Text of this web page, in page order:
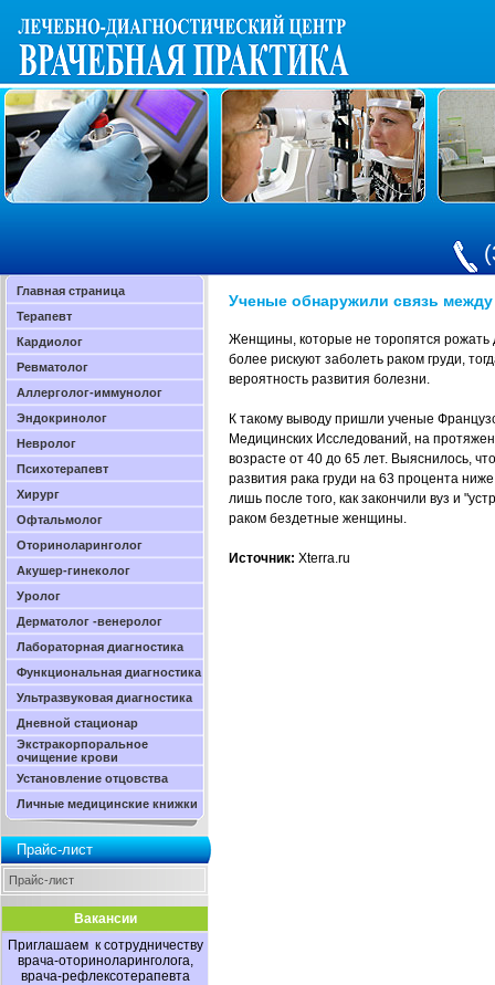
Главная страница
Терапевт
Кардиолог
Ревматолог
Аллерголог-иммунолог
Эндокринолог
Невролог
Психотерапевт
Хирург
Офтальмолог
Оториноларинголог
Акушер-гинеколог
Уролог
Дерматолог -венеролог
Лабораторная диагностика
Функциональная диагностика
Ультразвуковая диагностика
Дневной стационар
Экстракорпоральное
очищение крови
Установление отцовства
Личные медицинские книжки
Прайс-лист
Прайс-лист
Вакансии
Приглашаем к сотрудничеству
врача-оториноларинголога,
врача-рефлексотерапевта
Ученые обнаружили связь
Женщины, которые не торопятся рожать
более рискуют заболеть раком груди,
вероятность развития болезни.
К такому выводу пришли ученые
Медицинских Исследований, на
возрасте от 40 до 65 лет. Выяснилось,
развития рака груди на 63 процента
лишь после того, как закончили вуз и
раком бездетные женщины.
Источник: Xterra.ru